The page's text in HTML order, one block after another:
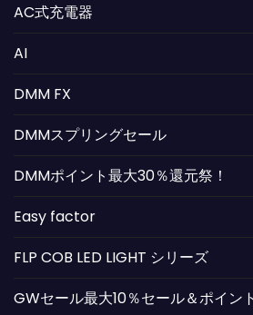
AC式充電器
AI
DMM FX
DMMスプリングセール
DMMポイント最大30％還元祭！
Easy factor
FLP COB LED LIGHT シリーズ
GWセール最大10％セール＆ポイン